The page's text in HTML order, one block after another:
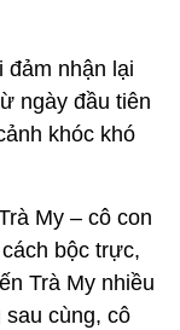
đảm nhận lại
ngày đầu tiên
khóc khó
My – cô con
bộc trực,
Trà My nhiều
sau cùng, cô